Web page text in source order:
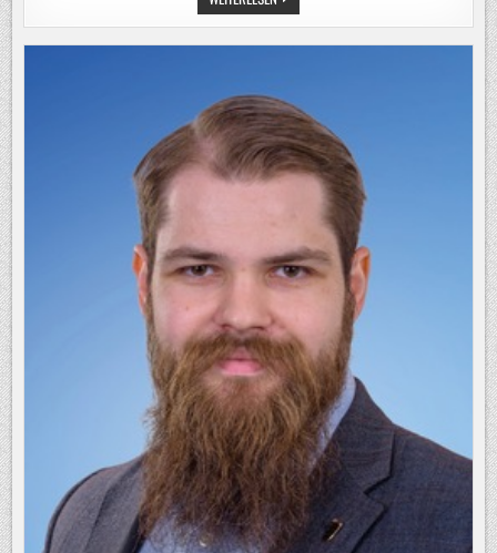
ERDEN:
WIE
DIE
ROHSTOFFMANGEL
VORBEREITET